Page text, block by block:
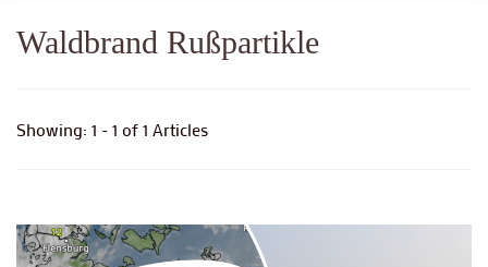
Waldbrand Rußpartikle
Showing: 1 - 1 of 1 Articles